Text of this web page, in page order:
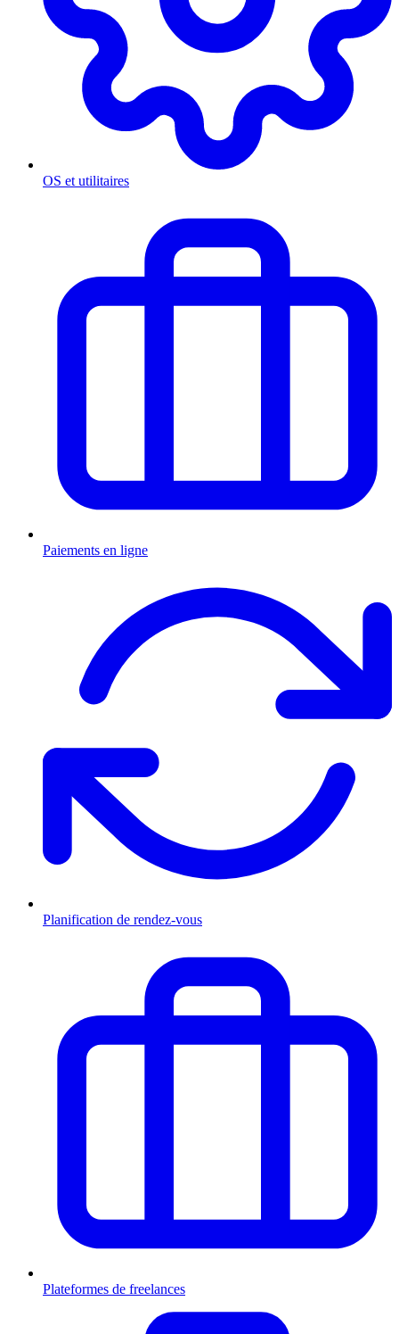
OS et utilitaires
Paiements en ligne
Planification de rendez-vous
Plateformes de freelances